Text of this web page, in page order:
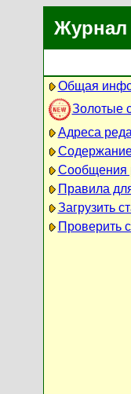
Журнал
Общая
Золотые
Адреса
Сообщения
Правила
Загрузить
Проверить